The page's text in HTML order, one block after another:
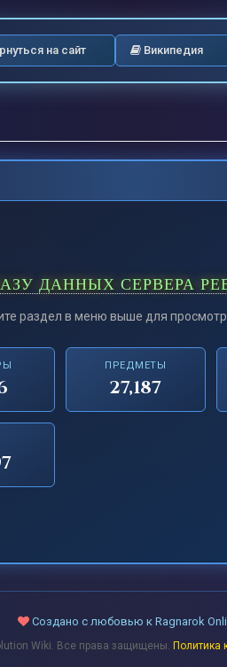
на сайт Википедия
ДАННЫХ СЕРВЕРА
раздел в меню выше для
ПРЕДМЕТЫ
27,187
Создано с любовью к Ragnarok
Wiki. Все права защищены. Политика